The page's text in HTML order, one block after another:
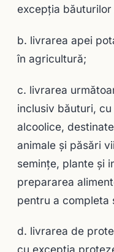
excepția băuturilor
b. livrarea apei
în agricultură;
c. livrarea
inclusiv băuturi,
alcoolice,
animale și păsări
semințe, plante și
prepararea
pentru a completa
d. livrarea de
cu excepţia